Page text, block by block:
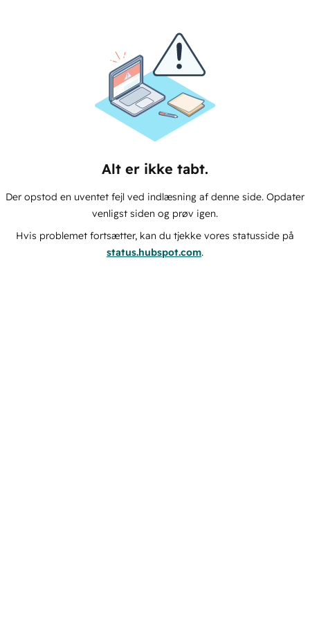
Alt er ikke tabt.
Der opstod en uventet fejl ved indlæsning af denne side. Opdater
venligst siden og prøv igen.
Hvis problemet fortsætter, kan du tjekke vores statusside på
status.hubspot.com.